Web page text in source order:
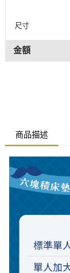
商品描述
尺寸
金額